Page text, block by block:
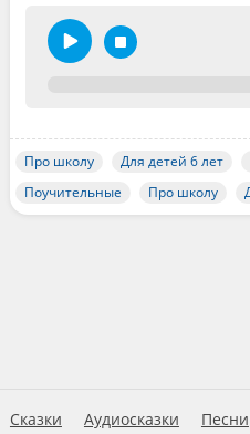
Про школу Для детей 6 лет
Поучительные
Про школу
Сказки Аудиосказки Песни